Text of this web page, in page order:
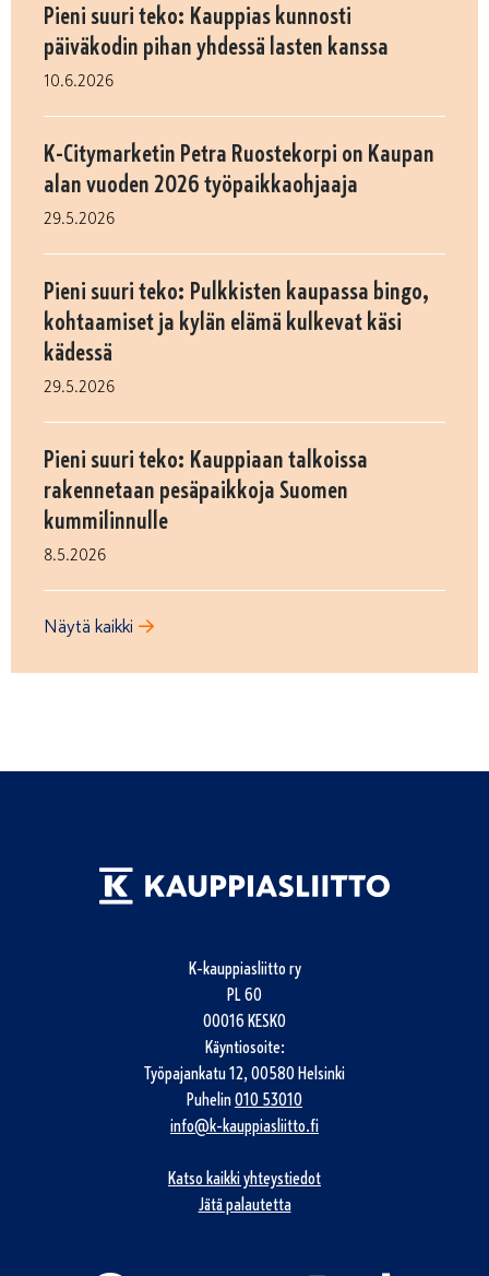
Pieni suuri teko: Kauppias kunnosti
päiväkodin pihan yhdessä lasten kanssa
10.6.2026
K-Citymarketin Petra Ruostekorpi on Kaupan
alan vuoden 2026 työpaikkaohjaaja
29.5.2026
Pieni suuri teko: Pulkkisten kaupassa bingo,
kohtaamiset ja kylän elämä kulkevat käsi
kädessä
29.5.2026
Pieni suuri teko: Kauppiaan talkoissa
rakennetaan pesäpaikkoja Suomen
kummilinnulle
8.5.2026
Näytä kaikki
K-kauppiasliitto ry
PL 60
00016 KESKO
Käyntiosoite:
Työpajankatu 12, 00580 Helsinki
Puhelin010 53010
info@k-kauppiasliitto.fi
Katso kaikki yhteystiedot
Jätä palautetta